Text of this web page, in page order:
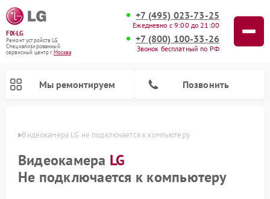
FIX-LG
Ремонт устройств LG
Специализированный
cервисный центр г.Москва
+7 (495) 023-73-25
Ежедневно с 9:00 до 21:00
+7 (800) 100-33-26
Звонок бесплатный по РФ
Мы ремонтируем Позвонить
Видеокамера LG не подключается к компьютеру
Видеокамера LG
Не подключается к компьютеру